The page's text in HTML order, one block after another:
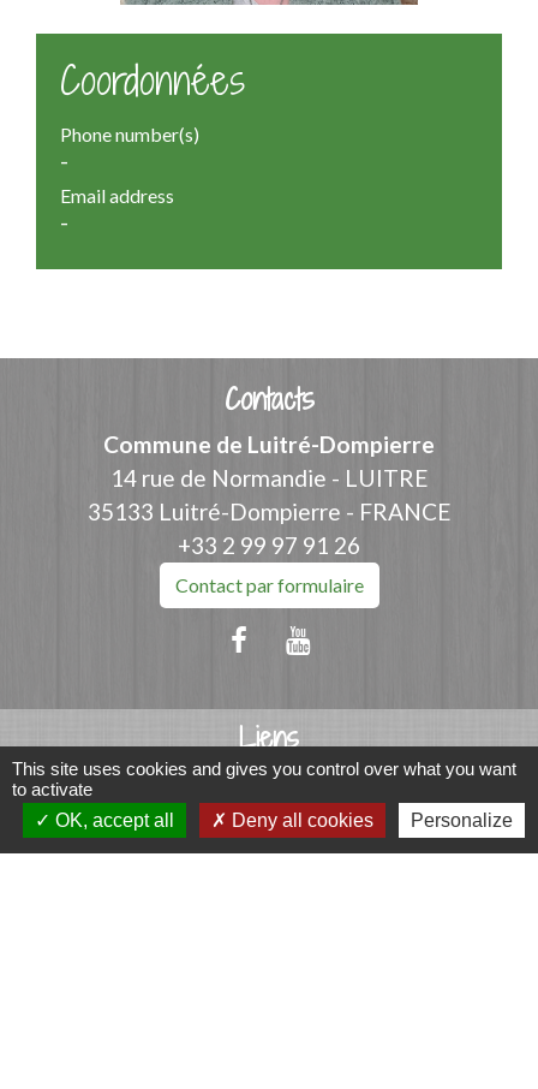
Coordonnées
Phone number(s)
-
Email address
-
Contacts
Commune de Luitré-Dompierre
14 rue de Normandie - LUITRE
35133 Luitré-Dompierre - FRANCE
+33 2 99 97 91 26
Contact par formulaire
Liens
Fougères Agglomération
Service Public
Département d'Ille-et-Vilaine
This site uses cookies and gives you control over what you want
to activate
OK, accept all
Deny all cookies Personalize